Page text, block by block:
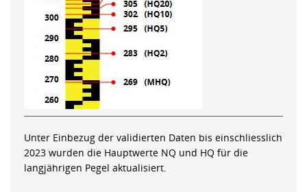
Unter Einbezug der validierten Daten bis einschliesslich
2023 wurden die Hauptwerte NQ und HQ für die
langjährigen Pegel aktualisiert.